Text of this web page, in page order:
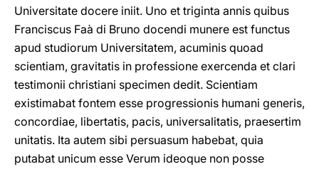
Universitate docere iniit. Uno et triginta annis quibus
Franciscus Faà di Bruno docendi munere est functus
apud studiorum Universitatem, acuminis quoad
scientiam, gravitatis in professione exercenda et clari
testimonii christiani specimen dedit. Scientiam
existimabat fontem esse progressionis humani generis,
concordiae, libertatis, pacis, universalitatis, praesertim
unitatis. Ita autem sibi persuasum habebat, quia
putabat unicum esse Verum ideoque non posse